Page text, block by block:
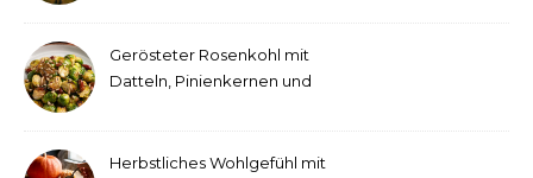
Gerösteter Rosenkohl mit
Datteln, Pinienkernen und
Herbstliches Wohlgefühl mit